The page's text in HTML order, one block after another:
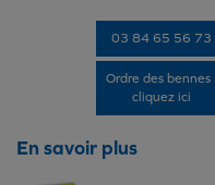
03 84 65 56 73
Ordre des bennes :
cliquez ici
En savoir plus